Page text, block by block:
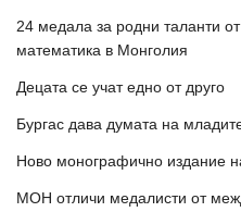
24 медала за родни таланти
математика в Монголия
Децата се учат едно от друго
Бургас дава думата на
Ново монографично издание
МОН отличи медалисти от